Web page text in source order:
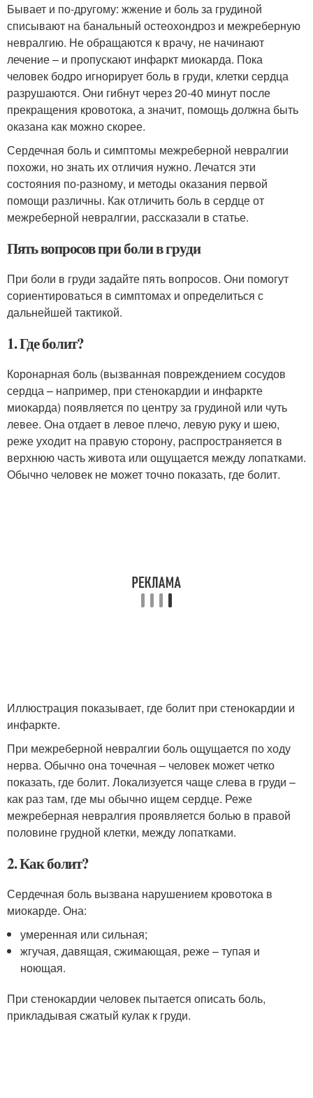
Бывает и по-другому: жжение и боль за грудиной
списывают на банальный остеохондроз и межреберную
невралгию. Не обращаются к врачу, не начинают
лечение – и пропускают инфаркт миокарда. Пока
человек бодро игнорирует боль в груди, клетки сердца
разрушаются. Они гибнут через 20-40 минут после
прекращения кровотока, а значит, помощь должна быть
оказана как можно скорее.
Сердечная боль и симптомы межреберной невралгии
похожи, но знать их отличия нужно. Лечатся эти
состояния по-разному, и методы оказания первой
помощи различны. Как отличить боль в сердце от
межреберной невралгии, рассказали в статье.
Пять вопросов при боли в груди
При боли в груди задайте пять вопросов. Они помогут
сориентироваться в симптомах и определиться с
дальнейшей тактикой.
1. Где болит?
Коронарная боль (вызванная повреждением сосудов
сердца – например, при стенокардии и инфаркте
миокарда) появляется по центру за грудиной или чуть
левее. Она отдает в левое плечо, левую руку и шею,
реже уходит на правую сторону, распространяется в
верхнюю часть живота или ощущается между лопатками.
Обычно человек не может точно показать, где болит.
Иллюстрация показывает, где болит при стенокардии и
инфаркте.
При межреберной невралгии боль ощущается по ходу
нерва. Обычно она точечная – человек может четко
показать, где болит. Локализуется чаще слева в груди –
как раз там, где мы обычно ищем сердце. Реже
межреберная невралгия проявляется болью в правой
половине грудной клетки, между лопатками.
2. Как болит?
Сердечная боль вызвана нарушением кровотока в
миокарде. Она:
умеренная или сильная;
жгучая, давящая, сжимающая, реже – тупая и
ноющая.
При стенокардии человек пытается описать боль,
прикладывая сжатый кулак к груди.